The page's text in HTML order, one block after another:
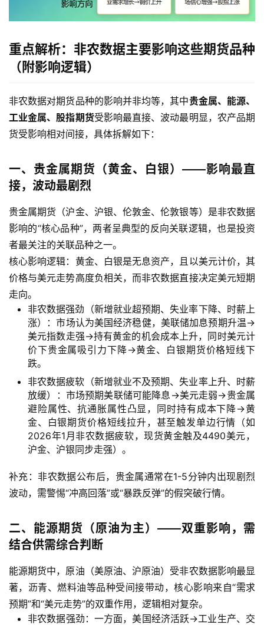
重点解析：非农数据主要影响这些期货品种
（附影响逻辑）
非农数据对期货品种的影响并非均等，其中贵金属、能源、
工业金属、股指期货受影响最直接、波动最明显，农产品期
货受影响相对间接，具体拆解如下：
一、贵金属期货（黄金、白银）——影响最直
接，波动最剧烈
贵金属期货（沪金、沪银、伦敦金、伦敦银等）是非农数据
影响的“核心品种”，两者呈典型的反向关联逻辑，也是投资
者最关注的关联品种之一。
核心影响逻辑：黄金、白银是无息资产，且以美元计价，其
价格与美元走势高度负相关，而非农数据直接决定美元短期
走向。
非农数据强劲（新增就业超预期、失业率下降、时薪上
涨）：市场认为美国经济稳健，美联储加息预期升温→
美元指数走强→持有黄金的机会成本上升，同时美元计
价下贵金属吸引力下降→黄金、白银期货价格短线下
跌。
非农数据疲软（新增就业不及预期、失业率上升、时薪
放缓）：市场预期美联储可能降息→美元走弱→贵金属
避险属性、抗通胀属性凸显，同时持有成本下降→黄
金、白银期货价格短线拉升，甚至触发单边行情（如
2026年1月非农数据疲软，现货黄金触及4490美元，
沪金、沪银同步走强）。
补充：非农数据公布后，贵金属通常在1-5分钟内出现剧烈
波动，需警惕“冲高回落”或“暴跌反弹”的假突破行情。
二、能源期货（原油为主）——双重影响，需
结合供需综合判断
能源期货中，原油（美原油、沪原油）受非农数据影响最显
著，沥青、燃料油等品种受间接带动，核心影响来自“需求
预期”和“美元走势”的双重作用，逻辑相对复杂。
非农数据强劲：一方面，美国经济活跃→工业生产、交